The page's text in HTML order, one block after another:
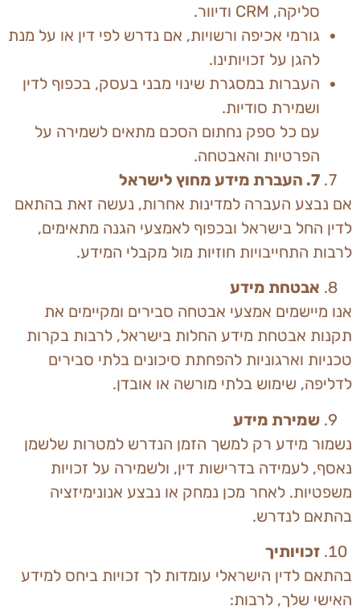
סליקה, CRM ודיוור.
גורמי אכיפה ורשויות, אם נדרש לפי דין או על מנת
להגן על זכויותינו.
העברות במסגרת שינוי מבני בעסק, בכפוף לדין
ושמירת סודיות.
עם כל ספק נחתום הסכם מתאים לשמירה על
הפרטיות והאבטחה.
7
. העברת מידע מחוץ לישראל
אם נבצע העברה למדינות אחרות, נעשה זאת בהתאם
לדין החל בישראל ובכפוף לאמצעי הגנה מתאימים,
לרבות התחייבויות חוזיות מול מקבלי המידע.
אבטחת מידע
אנו מיישמים אמצעי אבטחה סבירים ומקיימים את
תקנות אבטחת מידע החלות בישראל, לרבות בקרות
טכניות וארגוניות להפחתת סיכונים בלתי סבירים
לדליפה, שימוש בלתי מורשה או אובדן.
שמירת מידע
נשמור מידע רק למשך הזמן הנדרש למטרות שלשמן
נאסף, לעמידה בדרישות דין, ולשמירה על זכויות
משפטיות. לאחר מכן נמחק או נבצע אנונימיזציה
בהתאם לנדרש.
זכויותיך
בהתאם לדין הישראלי עומדות לך זכויות ביחס למידע
האישי שלך, לרבות: